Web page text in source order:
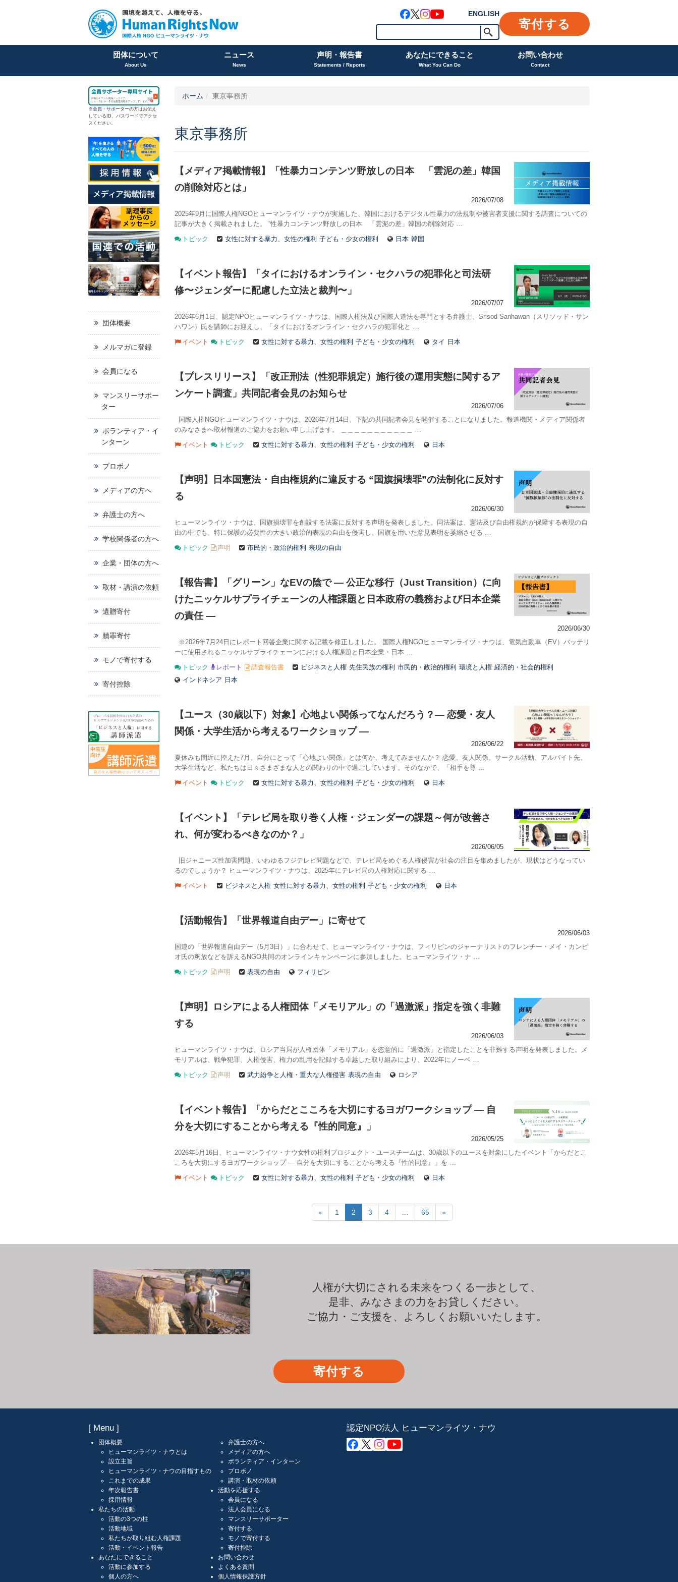
ENGLISH
寄付する
団体について
About Us
ニュース
News
声明・報告書
Statements / Reports
あなたにできること
What You Can Do
お問い合わせ
Contact
ホーム 東京事務所
東京事務所
【メディア掲載情報】「性暴力コンテンツ野放しの日本 「雲泥の差」韓国
の削除対応とは」
2026/07/08
2025年9月に国際人権NGOヒューマンライツ・ナウが実施した、韓国におけるデジタル性暴力の法規制や被害者支援に関する調査についての
記事が大きく掲載されました。 ”性暴力コンテンツ野放しの日本 「雲泥の差」韓国の削除対応 …
トピック 女性に対する暴力、女性の権利 子ども・少女の権利 日本 韓国
【イベント報告】「タイにおけるオンライン・セクハラの犯罪化と司法研
修〜ジェンダーに配慮した立法と裁判〜」
2026/07/07
2026年6月1日、認定NPOヒューマンライツ・ナウは、国際人権法及び国際人道法を専門とする弁護士、Srisod Sanhawan（スリソッド・サン
ハワン）氏を講師にお迎えし、「タイにおけるオンライン・セクハラの犯罪化と …
イベント トピック 女性に対する暴力、女性の権利 子ども・少女の権利 タイ 日本
【プレスリリース】「改正刑法（性犯罪規定）施行後の運用実態に関するア
ンケート調査」共同記者会見のお知らせ
2026/07/06
国際人権NGOヒューマンライツ・ナウは、2026年7月14日、下記の共同記者会見を開催することになりました。報道機関・メディア関係者
のみなさまへ取材報道のご協力をお願い申し上げます。 ＿＿＿＿＿＿＿＿＿＿＿ …
イベント トピック 女性に対する暴力、女性の権利 子ども・少女の権利 日本
【声明】日本国憲法・自由権規約に違反する “国旗損壊罪”の法制化に反対す
る
2026/06/30
ヒューマンライツ・ナウは、国旗損壊罪を創設する法案に反対する声明を発表しました。同法案は、憲法及び自由権規約が保障する表現の自
由の中でも、特に保護の必要性の大きい政治的表現の自由を侵害し、国旗を用いた意見表明を萎縮させる …
トピック 声明 市民的・政治的権利 表現の自由
【報告書】「グリーン」なEVの陰で ― 公正な移行（Just Transition）に向
けたニッケルサプライチェーンの人権課題と日本政府の義務および日本企業
の責任 ―
2026/06/30
※2026年7月24日にレポート回答企業に関する記載を修正しました。 国際人権NGOヒューマンライツ・ナウは、電気自動車（EV）バッテリ
ーに使用されるニッケルサプライチェーンにおける人権課題と日本企業・日本 …
トピック レポート 調査報告書 ビジネスと人権 先住民族の権利 市民的・政治的権利 環境と人権 経済的・社会的権利
インドネシア
日本
【ユース（30歳以下）対象】心地よい関係ってなんだろう？― 恋愛・友人
関係・大学生活から考えるワークショップ ―
2026/06/22
夏休みも間近に控えた7月、自分にとって「心地よい関係」とは何か、考えてみませんか？ 恋愛、友人関係、サークル活動、アルバイト先、
大学生活など、私たちは日々さまざまな人との関わりの中で過ごしています。そのなかで、「相手を尊 …
イベント トピック 女性に対する暴力、女性の権利 子ども・少女の権利 日本
【イベント】「テレビ局を取り巻く人権・ジェンダーの課題～何が改善さ
れ、何が変わるべきなのか？」
2026/06/05
旧ジャニーズ性加害問題、いわゆるフジテレビ問題などで、テレビ局をめぐる人権侵害が社会の注目を集めましたが、現状はどうなってい
るのでしょうか？ ヒューマンライツ・ナウは、2025年にテレビ局の人権対応に関する …
イベント ビジネスと人権 女性に対する暴力、女性の権利 子ども・少女の権利 日本
【活動報告】「世界報道自由デー」に寄せて
2026/06/03
国連の「世界報道自由デー（5月3日）」に合わせて、ヒューマンライツ・ナウは、フィリピンのジャーナリストのフレンチー・メイ・カンピ
オ氏の釈放などを訴えるNGO共同のオンラインキャンペーンに参加しました。ヒューマンライツ・ナ …
トピック 声明 表現の自由 フィリピン
【声明】ロシアによる人権団体「メモリアル」の「過激派」指定を強く非難
する
2026/06/03
ヒューマンライツ・ナウは、ロシア当局が人権団体「メモリアル」を恣意的に「過激派」と指定したことを非難する声明を発表しました。メ
モリアルは、戦争犯罪、人権侵害、権力の乱用を記録する卓越した取り組みにより、2022年にノーベ …
トピック 声明 武力紛争と人権・重大な人権侵害 表現の自由 ロシア
【イベント報告】「からだとこころを大切にするヨガワークショップ ― 自
分を大切にすることから考える『性的同意』」
2026/05/25
2026年5月16日、ヒューマンライツ・ナウ女性の権利プロジェクト・ユースチームは、30歳以下のユースを対象にしたイベント「からだとこ
ころを大切にするヨガワークショップ ― 自分を大切にすることから考える『性的同意』」を …
イベント トピック 女性に対する暴力、女性の権利 子ども・少女の権利 日本
« 1 2 3 4 65 »
※会員 ・ サポーターの方はお伝え
しているID、パスワードでアクセ
スください。
団体概要
メルマガに登録
会員になる
マンスリーサポー
ター
ボランティア・イ
ンターン
プロボノ
メディアの方へ
弁護士の方へ
学校関係者の方へ
企業・団体の方へ
取材・講演の依頼
遺贈寄付
贖罪寄付
モノで寄付する
寄付控除
人権が大切にされる未来をつくる一歩として、
是非、みなさまの力をお貸しください。
ご協力・ご支援を、よろしくお願いいたします。
寄付する
[ Menu ]
団体概要
ヒューマンライツ・ナウとは
設立主旨
ヒューマンライツ・ナウの目指すもの
これまでの成果
年次報告書
採用情報
私たちの活動
活動の3つの柱
活動地域
私たちが取り組む人権課題
活動・イベント報告
あなたにできること
活動に参加する
個人の方へ
弁護士の方へ
メディアの方へ
ボランティア・インターン
プロボノ
講演・取材の依頼
活動を応援する
会員になる
法人会員になる
マンスリーサポーター
寄付する
モノで寄付する
寄付控除
お問い合わせ
よくある質問
個人情報保護方針
認定NPO法人 ヒューマンライツ・ナウ